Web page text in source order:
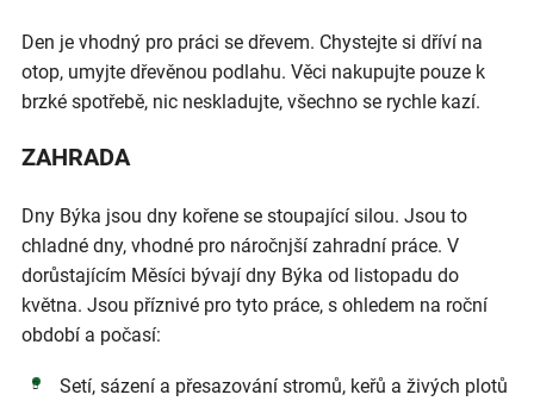
Den je vhodný pro práci se dřevem. Chystejte si dříví na
otop, umyjte dřevěnou podlahu. Věci nakupujte pouze k
brzké spotřebě, nic neskladujte, všechno se rychle kazí.
ZAHRADA
Dny Býka jsou dny kořene se stoupající silou. Jsou to
chladné dny, vhodné pro náročnjší zahradní práce. V
dorůstajícím Měsíci bývají dny Býka od listopadu do
května. Jsou příznivé pro tyto práce, s ohledem na roční
období a počasí:
Setí, sázení a přesazování stromů, keřů a živých plotů